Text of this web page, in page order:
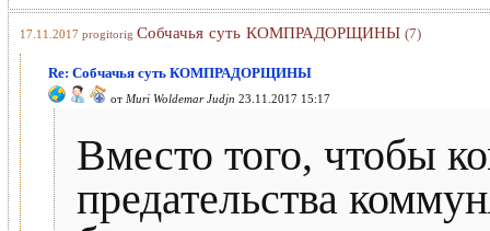
17.11.2017 progitorig Собчачья суть КОМПРАДОРЩИНЫ (7)
Re: Собчачья суть КОМПРАДОРЩИНЫ
от Muri Woldemar Judjn 23.11.2017 15:17
Вместо того, чтобы
предательства